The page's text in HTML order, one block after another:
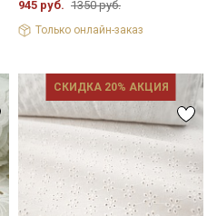
состоянии.
от оригинального цвета
945 руб. 1350 руб.
Только онлайн-заказ
СКИДКА 20% АКЦИЯ
от Купава